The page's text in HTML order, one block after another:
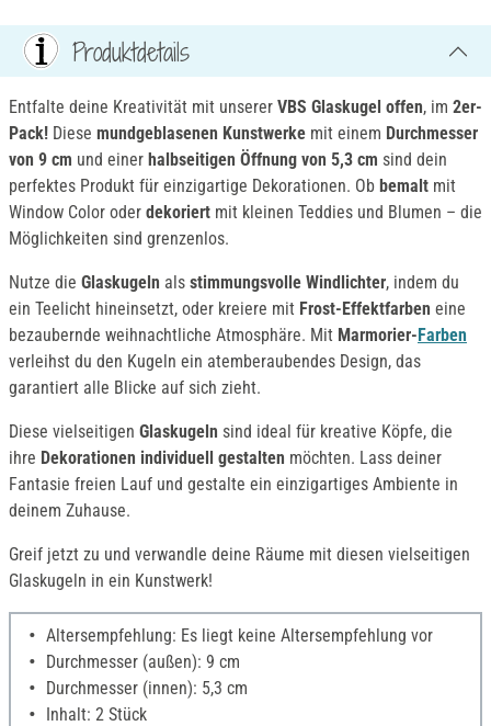
Produktdetails
Entfalte deine Kreativität mit unserer VBS Glaskugel offen, im 2er-
Pack! Diese mundgeblasenen Kunstwerke mit einem Durchmesser
von 9 cm und einer halbseitigen Öffnung von 5,3 cm sind dein
perfektes Produkt für einzigartige Dekorationen. Ob bemalt mit
Window Color oder dekoriert mit kleinen Teddies und Blumen – die
Möglichkeiten sind grenzenlos.
Nutze die Glaskugeln als stimmungsvolle Windlichter, indem du
ein Teelicht hineinsetzt, oder kreiere mit Frost-Effektfarben eine
bezaubernde weihnachtliche Atmosphäre. Mit Marmorier-Farben
verleihst du den Kugeln ein atemberaubendes Design, das
garantiert alle Blicke auf sich zieht.
Diese vielseitigen Glaskugeln sind ideal für kreative Köpfe, die
ihre Dekorationen individuell gestalten möchten. Lass deiner
Fantasie freien Lauf und gestalte ein einzigartiges Ambiente in
deinem Zuhause.
Greif jetzt zu und verwandle deine Räume mit diesen vielseitigen
Glaskugeln in ein Kunstwerk!
Altersempfehlung: Es liegt keine Altersempfehlung vor
Durchmesser (außen): 9 cm
Durchmesser (innen): 5,3 cm
Inhalt: 2 Stück